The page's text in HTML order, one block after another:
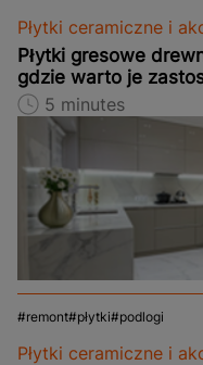
Płytki ceramiczne i
Płytki gresowe
gdzie warto je
5 minutes
remont płytki podlogi
Płytki ceramiczne i